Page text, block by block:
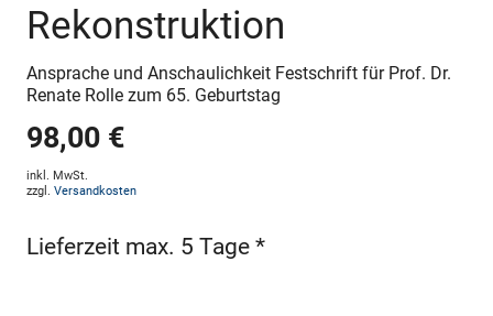
Rekonstruktion
Ansprache und Anschaulichkeit Festschrift für Prof. Dr.
Renate Rolle zum 65. Geburtstag
98,00 €
inkl. MwSt.
zzgl. Versandkosten
Lieferzeit max. 5 Tage *